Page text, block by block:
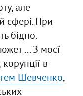
але
сфері. При
бідно.
... З моєї
в
Шевченко,